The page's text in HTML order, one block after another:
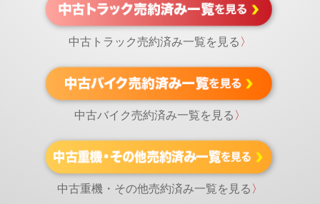
中古トラック売約済み一覧を見る 〉
中古バイク売約済み一覧を見る 〉
中古重機・その他売約済み一覧を見る 〉